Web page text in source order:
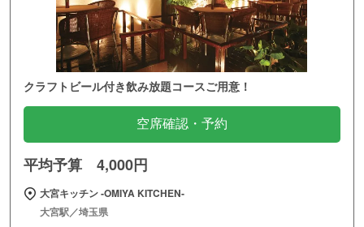
クラフトビール付き飲み放題コースご用意！
空席確認・予約
平均予算 4,000円
大宮キッチン ‐OMIYA KITCHEN‐
大宮駅／埼玉県